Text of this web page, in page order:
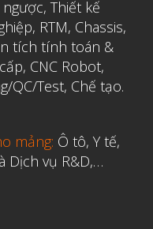
, Thiết kế
RTM, Chassis,
tích tính toán &
, CNC Robot,
QC/Test, Chế tạo.
mảng: Ô tô, Y tế,
Dịch vụ R&D,…